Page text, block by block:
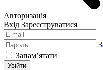
Авторизація
Вхід Зареєструватися
Запам’ятати
Увійти